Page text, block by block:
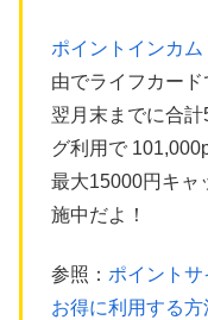
ポイントインカム
由でライフカー
翌月末までに合
グ利用で
最大15000円キャ
施中だよ！
参照： ポイント
お得に利用する方